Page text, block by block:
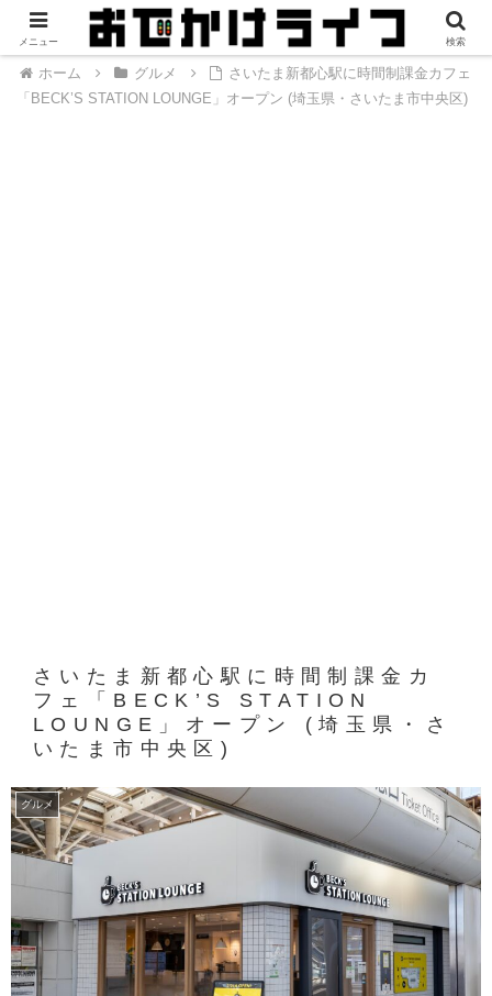
ホーム グルメ
さいたま新都心駅に時間制課金カフェ
「BECK’S STATION LOUNGE」オープン (埼玉県・さいたま市中央区)
さいたま新都心駅に時間制課金カ
フェ「BECK’S STATION
LOUNGE」オープン (埼玉県・さ
いたま市中央区)
グルメ
メニュー 検索